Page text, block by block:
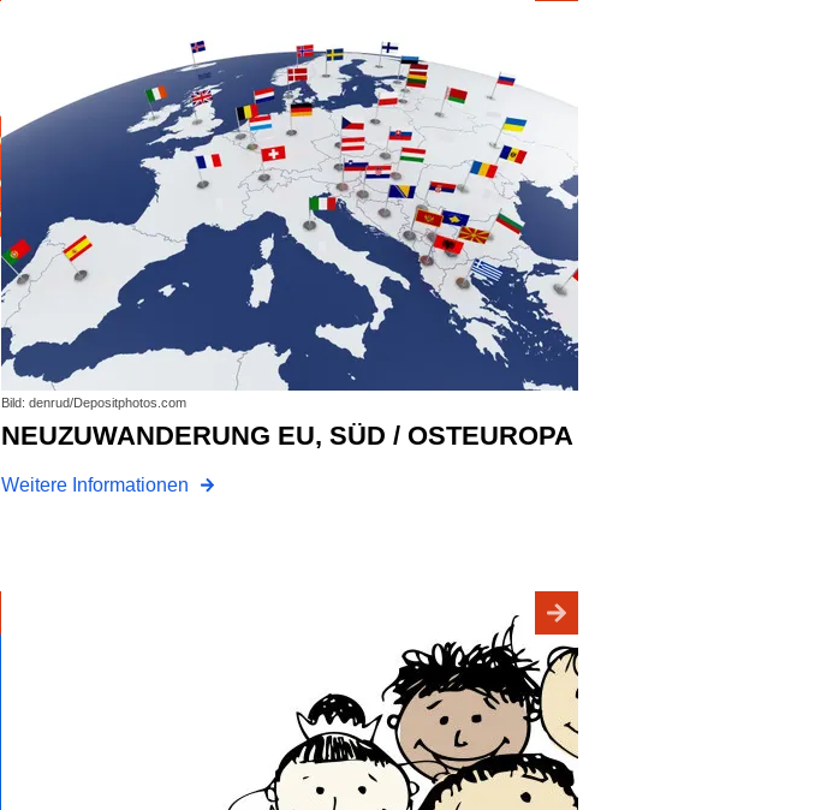
Bild: denrud/Depositphotos.com
NEUZUWANDERUNG EU, SÜD / OSTEUROPA
Weitere Informationen